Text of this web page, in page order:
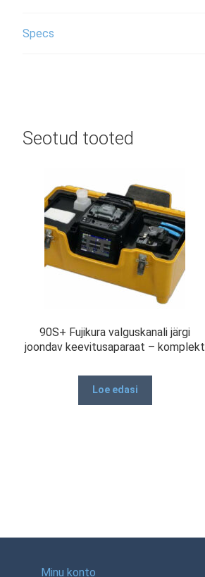
Specs
Seotud tooted
90S+ Fujikura valguskanali järgi
joondav keevitusaparaat – komplekt
Loe edasi
Minu konto